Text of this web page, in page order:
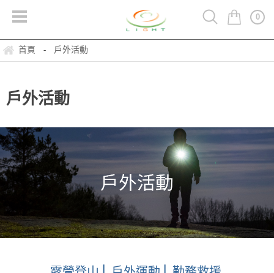
0
首頁 - 戶外活動
戶外活動